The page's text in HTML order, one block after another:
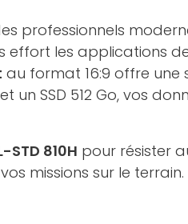
professionnels
effort les applications
au format 16:9 offre
et un SSD 512 Go, vos
STD 810H pour résister
missions sur le terrain.